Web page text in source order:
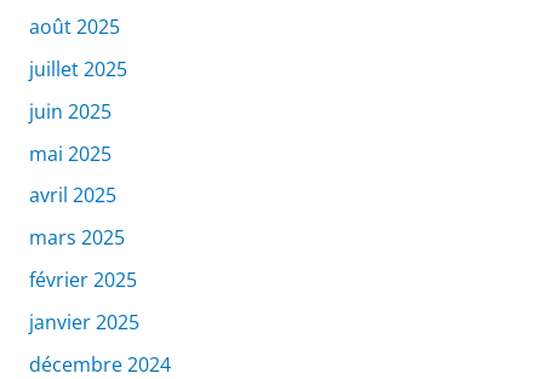
août 2025
juillet 2025
juin 2025
mai 2025
avril 2025
mars 2025
février 2025
janvier 2025
décembre 2024